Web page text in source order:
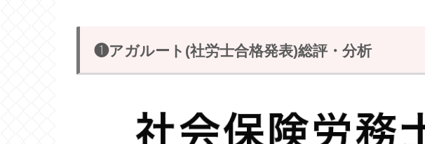
❶アガルート(社労士合格発表)総評・分析